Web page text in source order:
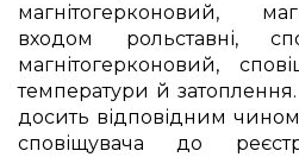
магнітогерконовий,
входом рольставні,
магнітогерконовий,
температури й
досить відповідним
сповіщувача до